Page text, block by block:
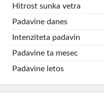
Hitrost sunka vetra
Padavine danes
Intenziteta padavin
Padavine ta mesec
Padavine letos